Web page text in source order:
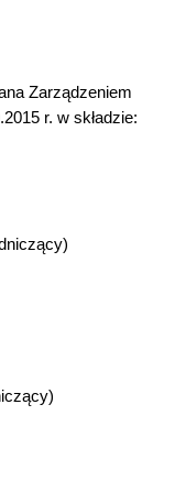
Zarządzeniem
r. w składzie: